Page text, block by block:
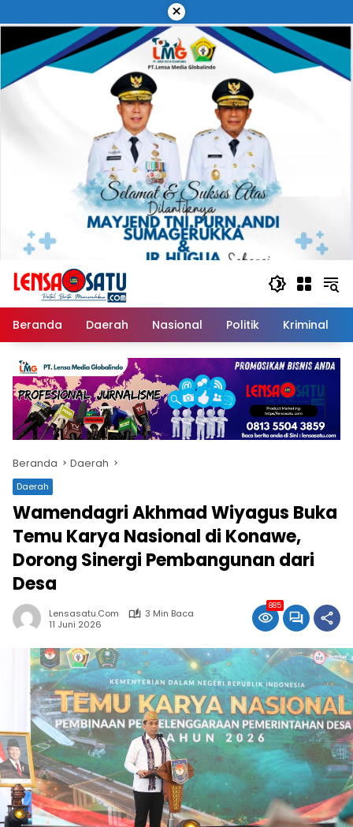
ke
konten
×
Beranda Daerah Nasional Politik Kriminal
Beranda Daerah
Daerah
Wamendagri Akhmad Wiyagus Buka
Temu Karya Nasional di Konawe,
Dorong Sinergi Pembangunan dari
Desa
Lensasatu.com
3 Min Baca
11 Juni 2026
885